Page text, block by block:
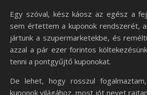
Egy szóval, kész káosz az egész a
sem értettem a kuponok rendszerét,
jártunk a szupermarketekbe, és
azzal a pár ezer forintos
tenni a pontgyűjtő kuponokat.
De lehet, hogy rosszul
kuponok világához, most jót nevet